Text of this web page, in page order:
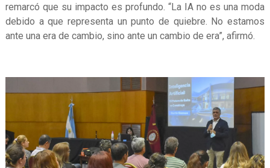
remarcó que su impacto es profundo. “La IA no es una moda
debido a que representa un punto de quiebre. No estamos
ante una era de cambio, sino ante un cambio de era”, afirmó.